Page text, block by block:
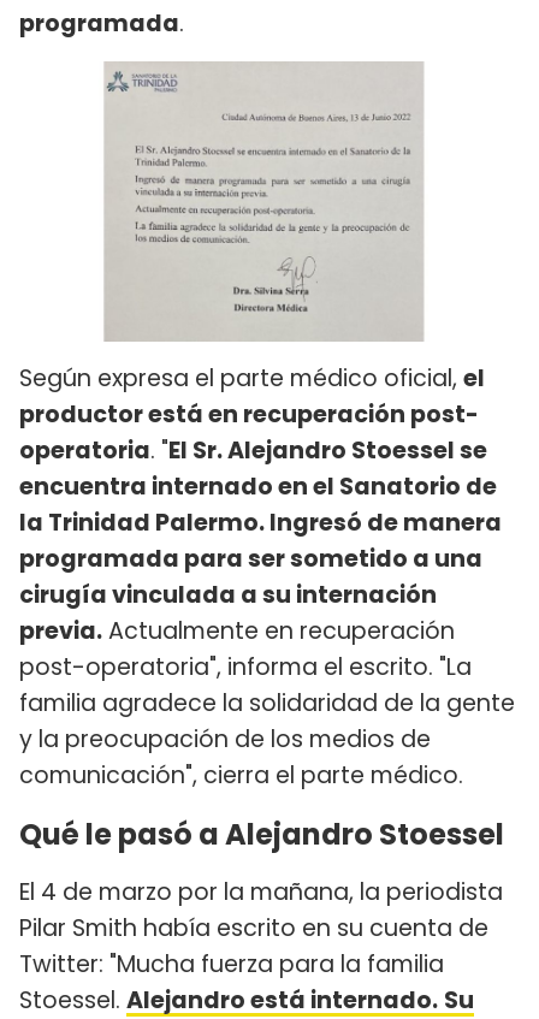
programada.
Según expresa el parte médico oficial, el
productor está en recuperación post-
operatoria. "El Sr. Alejandro Stoessel se
encuentra internado en el Sanatorio de
la Trinidad Palermo. Ingresó de manera
programada para ser sometido a una
cirugía vinculada a su internación
previa.Actualmente en recuperación
post-operatoria", informa el escrito. "La
familia agradece la solidaridad de la gente
y la preocupación de los medios de
comunicación", cierra el parte médico.
Qué le pasó a Alejandro Stoessel
El 4 de marzo por la mañana, la periodista
Pilar Smith había escrito en su cuenta de
Twitter: "Mucha fuerza para la familia
Stoessel. Alejandro está internado. Su